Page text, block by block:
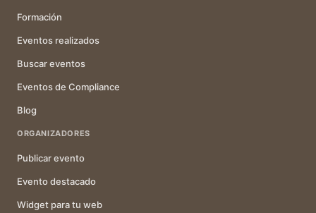
Formación
Eventos realizados
Buscar eventos
Eventos de Compliance
Blog
ORGANIZADORES
Publicar evento
Evento destacado
Widget para tu web